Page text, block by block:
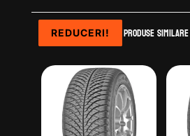
Produse similare
REDUCERI!
REDUCERI!
REDUCERI!
REDUCERI!